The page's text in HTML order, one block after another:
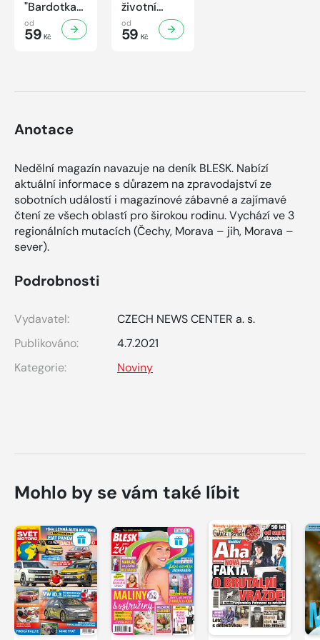
"Bardotka"
Jana
Brejchová
Mezi slávou
od
59 Kč
životní
příběh
sympaťáka
českého
od
59 Kč
Anotace
Nedělní magazín navazuje na deník BLESK. Nabízí
aktuální informace s důrazem na zpravodajství ze
sobotních událostí i magazínové zábavné a zajímavé
čtení ze všech oblastí pro širokou rodinu. Vychází ve 3
regionálních mutacích (Čechy, Morava – jih, Morava –
sever).
Podrobnosti
Vydavatel:
CZECH NEWS CENTER a. s.
Publikováno:
4.7.2021
Kategorie:
Noviny
Mohlo by se vám také líbit